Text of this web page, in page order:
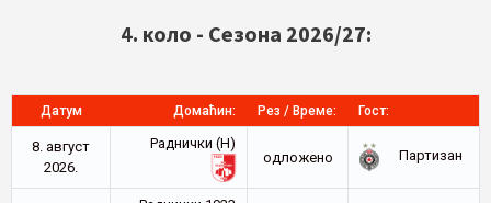
4. коло - Сезона 2026/27:
Датум Домаћин: Рез / Време: Гост:
8. август
2026.
Раднички (Н)
oдложено
Партизан